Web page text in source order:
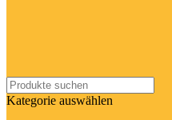
Kategorie auswählen